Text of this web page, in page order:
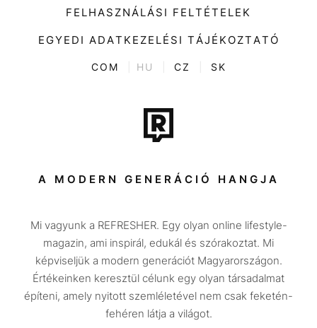
Divat
Kultúra
ENTR
Tech-Tudomány
Sport
Társadalom
Utazás
Életmód
Design
Beszélgetések
FELHASZNÁLÁSI FELTÉTELEK
EGYEDI ADATKEZELÉSI TÁJÉKOZTATÓ
COM HU CZ SK
A MODERN GENERÁCIÓ HANGJA
Mi vagyunk a REFRESHER. Egy olyan online lifestyle-
magazin, ami inspirál, edukál és szórakoztat. Mi
képviseljük a modern generációt Magyarországon.
Értékeinken keresztül célunk egy olyan társadalmat
építeni, amely nyitott szemléletével nem csak feketén-
fehéren látja a világot.